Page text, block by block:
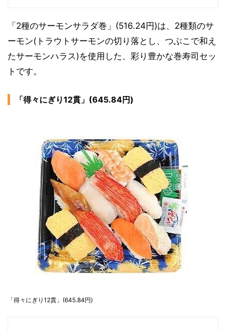
「2種のサーモンサラダ巻」(516.24円)は、2種類のサ
ーモン(トラウトサーモンの切り落とし、つぶこで和え
たサーモンハラス)を使用した、彩り豊かな巻寿司セッ
トです。
「得々にぎり12貫」(645.84円)
「得々にぎり12貫」(645.84円)